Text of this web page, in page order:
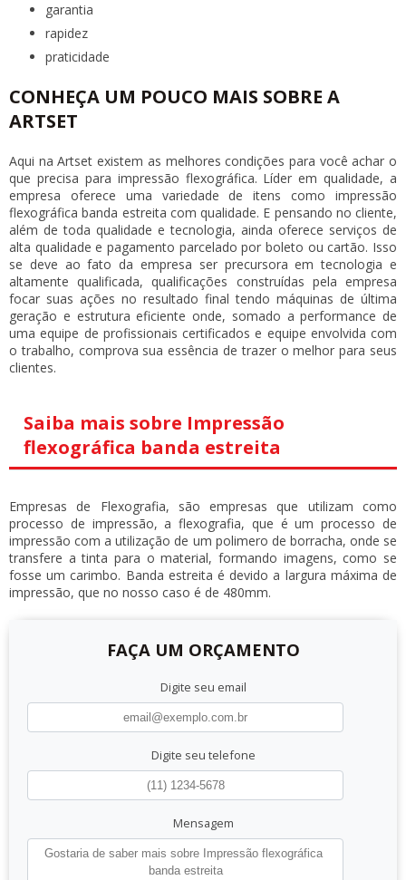
garantia
rapidez
praticidade
CONHEÇA UM POUCO MAIS SOBRE A
ARTSET
Aqui na Artset existem as melhores condições para você achar o
que precisa para impressão flexográfica. Líder em qualidade, a
empresa oferece uma variedade de itens como impressão
flexográfica banda estreita com qualidade. E pensando no cliente,
além de toda qualidade e tecnologia, ainda oferece serviços de
alta qualidade e pagamento parcelado por boleto ou cartão. Isso
se deve ao fato da empresa ser precursora em tecnologia e
altamente qualificada, qualificações construídas pela empresa
focar suas ações no resultado final tendo máquinas de última
geração e estrutura eficiente onde, somado a performance de
uma equipe de profissionais certificados e equipe envolvida com
o trabalho, comprova sua essência de trazer o melhor para seus
clientes.
Saiba mais sobre Impressão
flexográfica banda estreita
Empresas de Flexografia, são empresas que utilizam como
processo de impressão, a flexografia, que é um processo de
impressão com a utilização de um polimero de borracha, onde se
transfere a tinta para o material, formando imagens, como se
fosse um carimbo. Banda estreita é devido a largura máxima de
impressão, que no nosso caso é de 480mm.
FAÇA UM ORÇAMENTO
Digite seu email
Digite seu telefone
Mensagem